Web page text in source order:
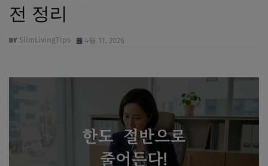
전 정리
SlimLivingTips 4월 11, 2026